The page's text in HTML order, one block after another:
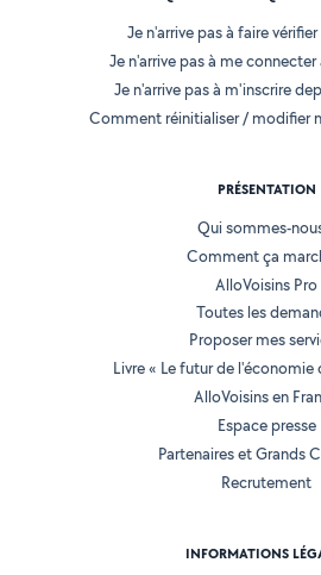
Je n'arrive pas à faire
Je n'arrive pas à me
Je n'arrive pas à m'inscrire
Comment réinitialiser / modifier
PRÉSENTATION
Qui sommes-
Comment ça
AlloVoisins Pro
Toutes les
Proposer mes
Livre « Le futur de l'économie
AlloVoisins en
Espace presse
Partenaires et Grands
Recrutement
INFORMATIONS